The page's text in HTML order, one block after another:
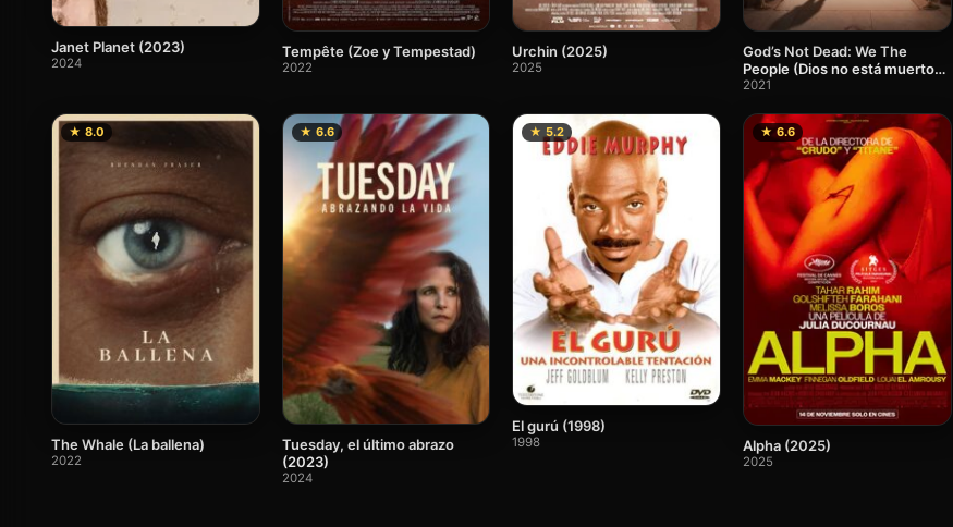
Janet Planet (2023)
2024
Tempête (Zoe y Tempestad)
2022
Urchin (2025)
2025
God’s Not Dead: We The
People (Dios no está muerto
4)
2021
★ 8.0
The Whale (La ballena)
2022
★ 6.6
Tuesday, el último abrazo
(2023)
2024
★ 5.2
El gurú (1998)
1998
★ 6.6
Alpha (2025)
2025